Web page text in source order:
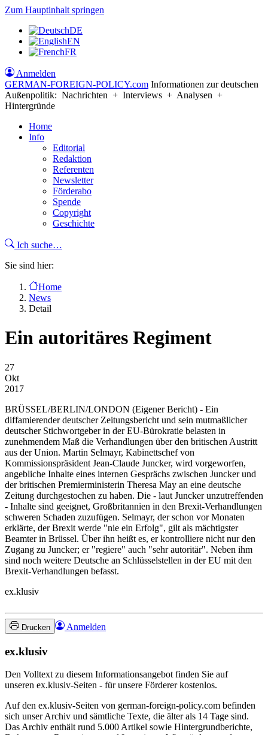
Zum Hauptinhalt springen
DE
EN
FR
Anmelden
GERMAN-FOREIGN-POLICY.com Informationen zur deutschen
Außenpolitik: Nachrichten + Interviews + Analysen +
Hintergründe
Home
Info
Editorial
Redaktion
Referenten
Newsletter
Förderabo
Spende
Copyright
Geschichte
Ich suche…
Sie sind hier:
Home
News
Detail
Ein autoritäres Regiment
27
Okt
2017
BRÜSSEL/BERLIN/LONDON (Eigener Bericht) - Ein
diffamierender deutscher Zeitungsbericht und sein mutmaßlicher
deutscher Stichwortgeber in der EU-Bürokratie belasten in
zunehmendem Maß die Verhandlungen über den britischen Austritt
aus der Union. Martin Selmayr, Kabinettschef von
Kommissionspräsident Jean-Claude Juncker, wird vorgeworfen,
angebliche Inhalte eines internen Gesprächs zwischen Juncker und
der britischen Premierministerin Theresa May an eine deutsche
Zeitung durchgestochen zu haben. Die - laut Juncker unzutreffenden
- Inhalte sind geeignet, Großbritannien in den Brexit-Verhandlungen
schweren Schaden zuzufügen. Selmayr, der schon vor Monaten
erklärte, der Brexit werde "nie ein Erfolg", gilt als mächtigster
Beamter in Brüssel. Über ihn heißt es, er kontrolliere nicht nur den
Zugang zu Juncker; er "regiere" auch "sehr autoritär". Neben ihm
sind noch weitere Deutsche an Schlüsselstellen in der EU mit den
Brexit-Verhandlungen befasst.
ex.klusiv
Drucken Anmelden
ex.klusiv
Den Volltext zu diesem Informationsangebot finden Sie auf
unseren ex.klusiv-Seiten - für unsere Förderer kostenlos.
Auf den ex.klusiv-Seiten von german-foreign-policy.com befinden
sich unser Archiv und sämtliche Texte, die älter als 14 Tage sind.
Das Archiv enthält rund 5.000 Artikel sowie Hintergrundberichte,